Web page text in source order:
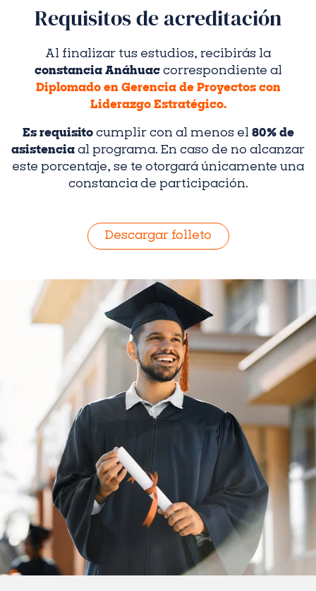
Requisitos de acreditación
Al finalizar tus estudios, recibirás la
constancia Anáhuac correspondiente al
Diplomado en Gerencia de Proyectos con
Liderazgo Estratégico.
Es requisito cumplir con al menos el 80% de
asistencia al programa. En caso de no alcanzar
este porcentaje, se te otorgará únicamente una
constancia de participación.
Descargar folleto